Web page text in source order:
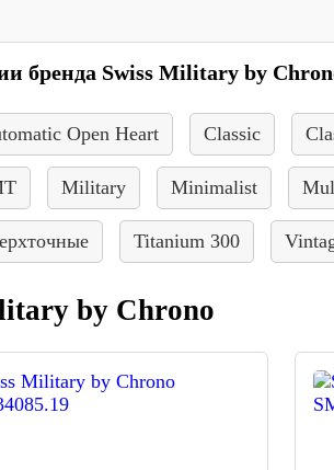
бренда Swiss Military by
Open Heart Classic
Military Minimalist
Titanium 300
by Chrono